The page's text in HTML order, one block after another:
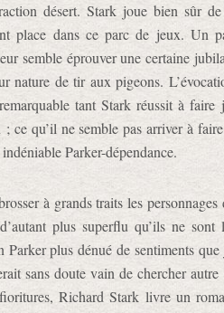
désert. Stark joue bien sûr
place dans ce parc de jeux. Un
semble éprouver une certaine
nature de tir aux pigeons.
tant Stark réussit à
; ce qu’il ne semble pas arriver à
Parker-dépendance.
à grands traits les
plus superflu qu’ils ne
plus dénué de sentiments
sans doute vain de chercher
Richard Stark livre un